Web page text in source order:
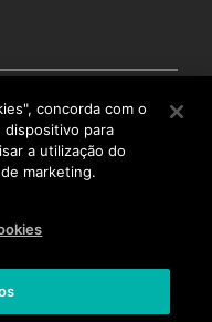
concorda com o
dispositivo para
a utilização do
marketing.